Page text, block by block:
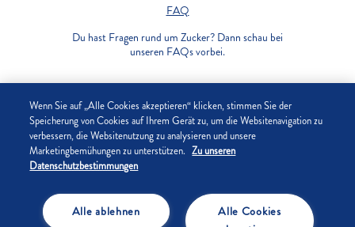
FAQ
Du hast Fragen rund um Zucker? Dann schau bei
unseren FAQs vorbei.
UNTERNEHMEN
DATENSCHUTZ
COOKIE-EINSTELLUNGEN
Wenn Sie auf „Alle Cookies akzeptieren“ klicken, stimmen Sie der
Speicherung von Cookies auf Ihrem Gerät zu, um die Websitenavigation zu
verbessern, die Websitenutzung zu analysieren und unsere
Marketingbemühungen zu unterstützen. Zu unseren
Datenschutzbestimmungen
Alle Cookies
Alle ablehnen